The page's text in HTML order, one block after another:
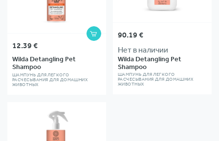
12.39 €
Wilda Detangling Pet
Shampoo
ШАМПУНЬ ДЛЯ ЛЕГКОГО
РАСЧЕСЫВАНИЯ ДЛЯ ДОМАШНИХ
ЖИВОТНЫХ
В
КОРЗИНУ
90.19 €
Нет в наличии
Wilda Detangling Pet
Shampoo
ШАМПУНЬ ДЛЯ ЛЕГКОГО
РАСЧЕСЫВАНИЯ ДЛЯ ДОМАШНИХ
ЖИВОТНЫХ